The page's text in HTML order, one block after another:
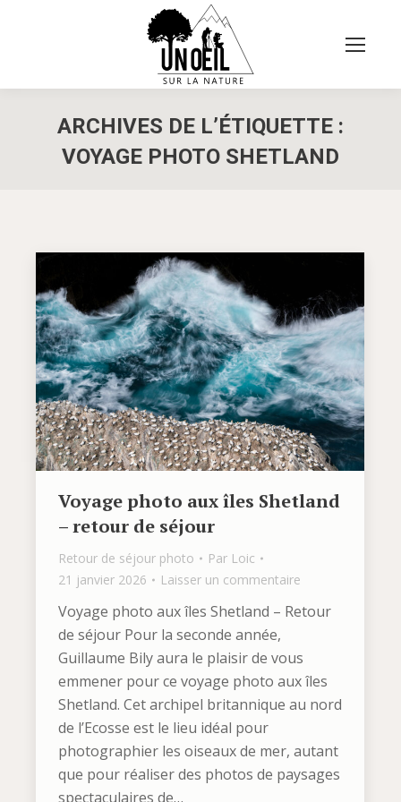
ARCHIVES DE L’ÉTIQUETTE :
VOYAGE PHOTO SHETLAND
Voyage photo aux îles Shetland
– retour de séjour
Retour de séjour photo Par Loic
21 janvier 2026
Laisser un commentaire
Voyage photo aux îles Shetland – Retour
de séjour Pour la seconde année,
Guillaume Bily aura le plaisir de vous
emmener pour ce voyage photo aux îles
Shetland. Cet archipel britannique au nord
de l’Ecosse est le lieu idéal pour
photographier les oiseaux de mer, autant
que pour réaliser des photos de paysages
spectaculaires de…